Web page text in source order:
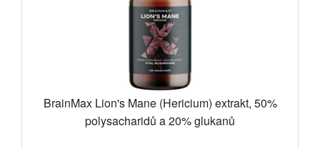
BrainMax Lion's Mane (Hericium) extrakt, 50%
polysacharidů a 20% glukanů